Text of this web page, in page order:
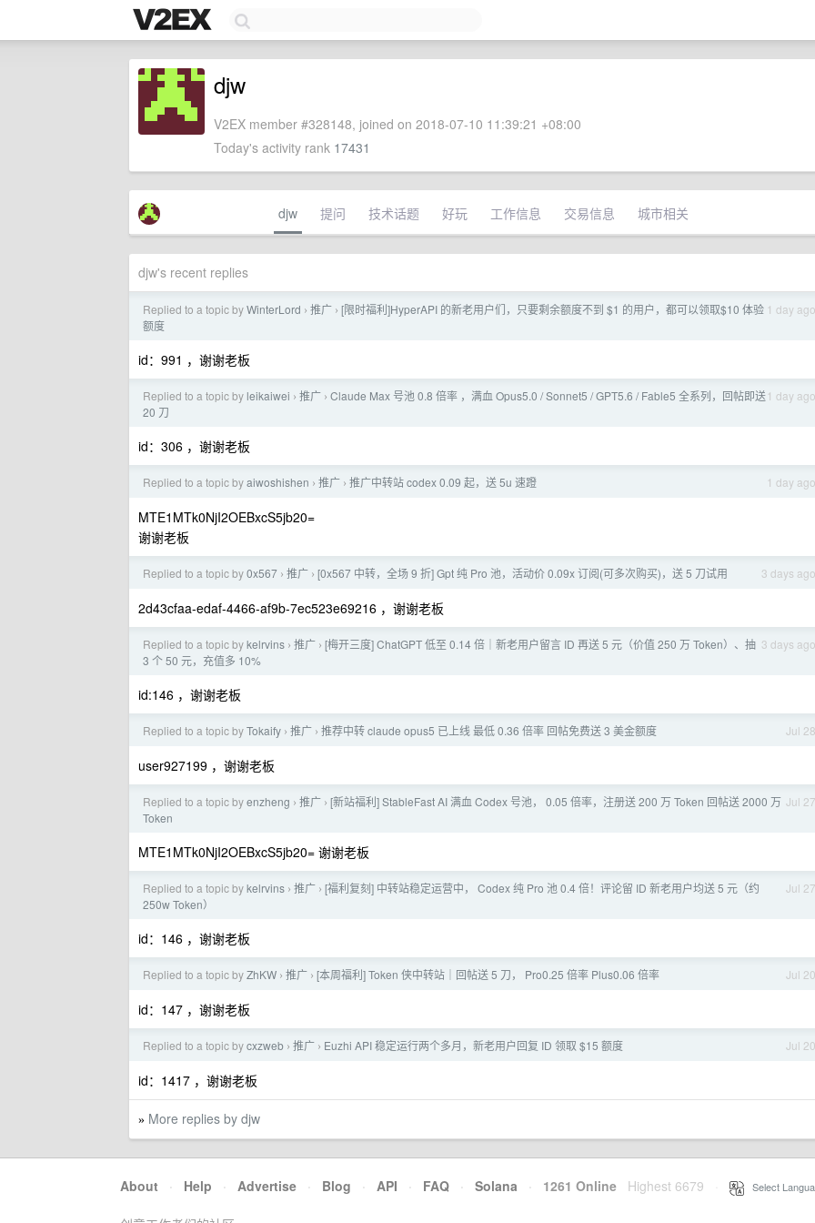
djw
V2EX member #328148, joined on 2018-07-10 11:39:21 +08:00
Today's activity rank 17431
djw 提问 技术话题 好玩 工作信息 交易信息 城市相关
djw's recent replies
1 day ago
Replied to a topic byWinterLord › 推广 › [限时福利]HyperAPI 的新老用户们，只要剩余额度不到 $1 的用户，都可以领取$10 体验
额度
id：991 ，谢谢老板
1 day ago
Replied to a topic by leikaiwei › 推广 › Claude Max 号池 0.8 倍率 ，满血 Opus5.0 / Sonnet5 / GPT5.6 / Fable5 全系列，回帖即送
20 刀
id：306 ，谢谢老板
1 day ago
Replied to a topic byaiwoshishen › 推广 › 推广中转站 codex 0.09 起，送 5u 速蹬
MTE1MTk0NjI2OEBxcS5jb20=
谢谢老板
3 days ago
Replied to a topic by0x567 › 推广 › [0x567 中转，全场 9 折] Gpt 纯 Pro 池，活动价 0.09x 订阅(可多次购买)，送 5 刀试用
2d43cfaa-edaf-4466-af9b-7ec523e69216 ，谢谢老板
3 days ago
Replied to a topic bykelrvins › 推广 › [梅开三度] ChatGPT 低至 0.14 倍｜新老用户留言 ID 再送 5 元（价值 250 万 Token）、抽
3 个 50 元，充值多 10%
id:146 ，谢谢老板
Jul 28
Replied to a topic byTokaify › 推广 › 推荐中转 claude opus5 已上线 最低 0.36 倍率 回帖免费送 3 美金额度
user927199 ，谢谢老板
Jul 27
Replied to a topic byenzheng › 推广 › [新站福利] StableFast AI 满血 Codex 号池， 0.05 倍率，注册送 200 万 Token 回帖送 2000 万
Token
MTE1MTk0NjI2OEBxcS5jb20= 谢谢老板
Jul 27
Replied to a topic bykelrvins › 推广 › [福利复刻] 中转站稳定运营中， Codex 纯 Pro 池 0.4 倍！评论留 ID 新老用户均送 5 元（约
250w Token）
id：146 ，谢谢老板
Jul 20
Replied to a topic byZhKW › 推广 › [本周福利] Token 侠中转站｜回帖送 5 刀， Pro0.25 倍率 Plus0.06 倍率
id：147 ，谢谢老板
Jul 20
Replied to a topic bycxzweb › 推广 › Euzhi API 稳定运行两个多月，新老用户回复 ID 领取 $15 额度
id：1417 ，谢谢老板
» More replies by djw
About · Help · Advertise · Blog · API · FAQ · Solana · 1261 Online Highest 6679 Select